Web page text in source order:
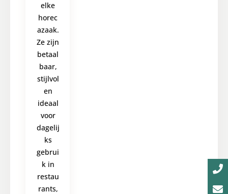
elke
horec
azaak.
Ze zijn
betaal
baar,
stijlvol
en
ideaal
voor
dagelij
ks
gebrui
k in
restau
rants,